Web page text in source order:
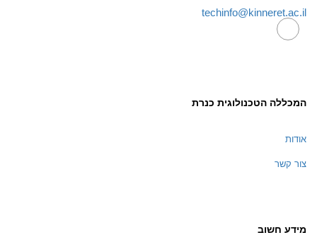
techinfo@kinneret.ac.il
המכללה הטכנולוגית כנרת
אודות
צור קשר
מידע חשוב